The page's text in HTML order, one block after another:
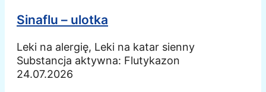
Sinaflu – ulotka
Leki na alergię, Leki na katar sienny
Substancja aktywna: Flutykazon
24.07.2026